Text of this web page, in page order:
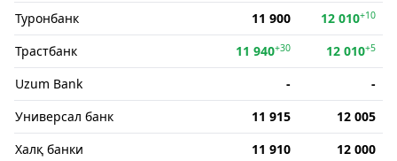
Туронбанк
11 900 12 010+10
Трастбанк 11 940+30 12 010+5
Uzum Bank -
-
Универсал банк
11 915
12 005
Халқ банки
11 910
12 000